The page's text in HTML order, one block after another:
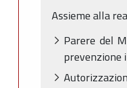
Assieme alla
Parere del
prevenzione